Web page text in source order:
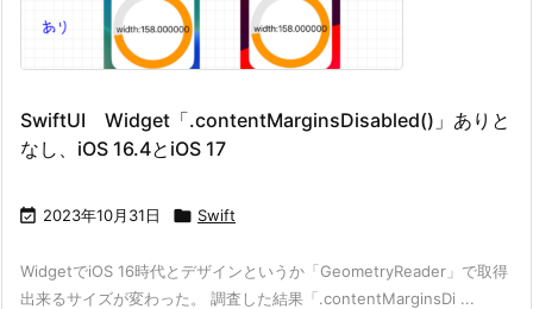
SwiftUI Widget「.contentMarginsDisabled()」ありと
なし、iOS 16.4とiOS 17
 2023年10月31日  Swift
WidgetでiOS 16時代とデザインというか「GeometryReader」で取得
出来るサイズが変わった。 調査した結果「.contentMarginsDi ...